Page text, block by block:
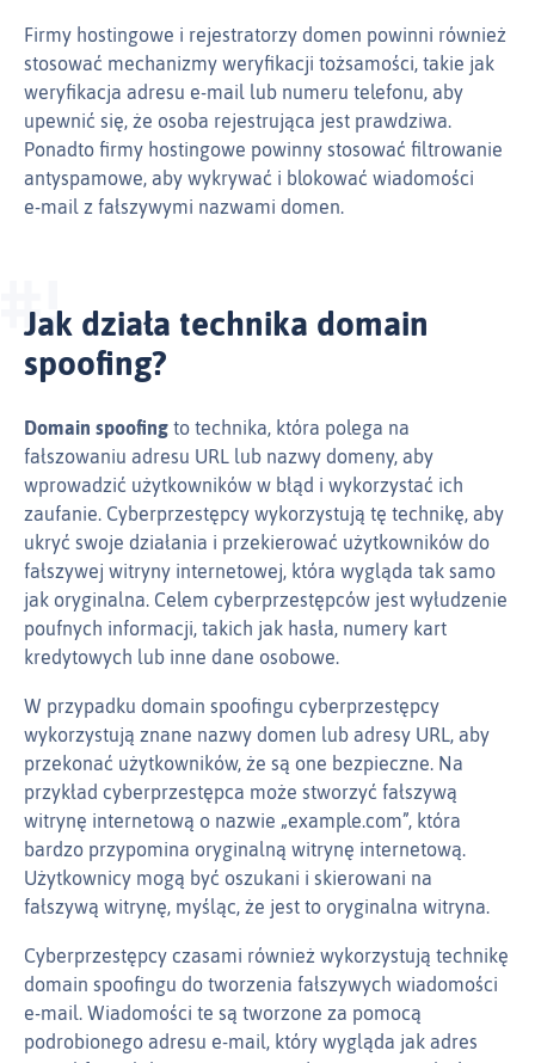
Firmy hostingowe i rejestratorzy domen powinni również
stosować mechanizmy weryfikacji tożsamości, takie jak
weryfikacja adresu e‑mail lub numeru telefonu, aby
upewnić się, że osoba rejestrująca jest prawdziwa.
Ponadto firmy hostingowe powinny stosować filtrowanie
antyspamowe, aby wykrywać i blokować wiadomości
e‑mail z fałszywymi nazwami domen.
Jak działa technika domain
spoofing?
Domain spoofing to technika, która polega na
fałszowaniu adresu URL lub nazwy domeny, aby
wprowadzić użytkowników w błąd i wykorzystać ich
zaufanie. Cyberprzestępcy wykorzystują tę technikę, aby
ukryć swoje działania i przekierować użytkowników do
fałszywej witryny internetowej, która wygląda tak samo
jak oryginalna. Celem cyberprzestępców jest wyłudzenie
poufnych informacji, takich jak hasła, numery kart
kredytowych lub inne dane osobowe.
W przypadku domain spoofingu cyberprzestępcy
wykorzystują znane nazwy domen lub adresy URL, aby
przekonać użytkowników, że są one bezpieczne. Na
przykład cyberprzestępca może stworzyć fałszywą
witrynę internetową o nazwie „example.com”, która
bardzo przypomina oryginalną witrynę internetową.
Użytkownicy mogą być oszukani i skierowani na
fałszywą witrynę, myśląc, że jest to oryginalna witryna.
Cyberprzestępcy czasami również wykorzystują technikę
domain spoofingu do tworzenia fałszywych wiadomości
e‑mail. Wiadomości te są tworzone za pomocą
podrobionego adresu e‑mail, który wygląda jak adres